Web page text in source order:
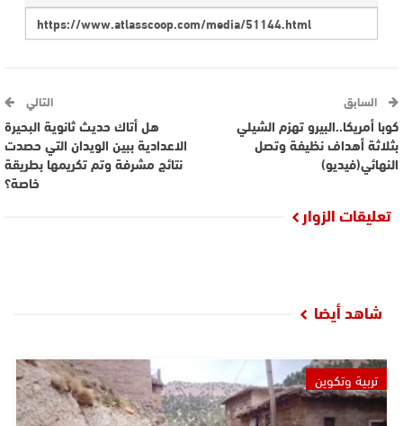
السابق
كوبا أمريكا..البيرو تهزم الشيلي
بثلاثة أهداف نظيفة وتصل
النهائي(فيديو)
التالي
هل أتاك حديث ثانوية البحيرة
الاعدادية ببين الويدان التي حصدت
نتائج مشرفة وتم تكريمها بطريقة
خاصة؟
تعليقات الزوار
شاهد أيضا
تربية وتكوين